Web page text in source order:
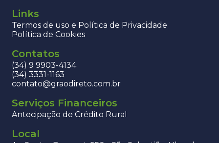
Links
Termos de uso e Política de Privacidade
Política de Cookies
Contatos
(34) 9 9903-4134
(34) 3331-1163
contato@graodireto.com.br
Serviços Financeiros
Antecipação de Crédito Rural
Local